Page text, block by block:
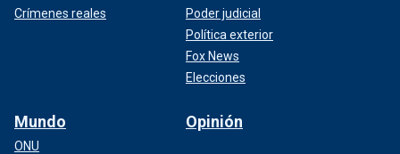
Crímenes reales
Poder judicial
Política exterior
Fox News
Elecciones
Mundo
ONU
Opinión